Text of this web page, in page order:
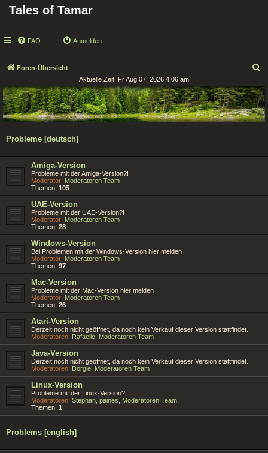
Tales of Tamar
FAQ Anmelden
Foren-Übersicht
c
h
e
Aktuelle Zeit: Fr Aug 07, 2026 4:06 am
Probleme [deutsch]
Amiga-Version
Probleme mit der Amiga-Version?!
Moderator: Moderatoren Team
Themen: 105
UAE-Version
Probleme mit der UAE-Version?!
Moderator: Moderatoren Team
Themen: 28
Windows-Version
Bei Problemen mit der Windows-Version hier melden
Moderator: Moderatoren Team
Themen: 97
Mac-Version
Probleme mit der Mac-Version hier melden
Moderator: Moderatoren Team
Themen: 26
Atari-Version
Derzeit noch nicht geöffnet, da noch kein Verkauf dieser Version stattfindet.
Moderatoren: Rafaello Moderatoren Team
Java-Version
Derzeit noch nicht geöffnet, da noch kein Verkauf dieser Version stattfindet.
Moderatoren: Dorgie Moderatoren Team
Linux-Version
Probleme mit der Linux-Version?
Moderatoren: Stephan paines
Moderatoren Team
Themen: 1
Problems [english]